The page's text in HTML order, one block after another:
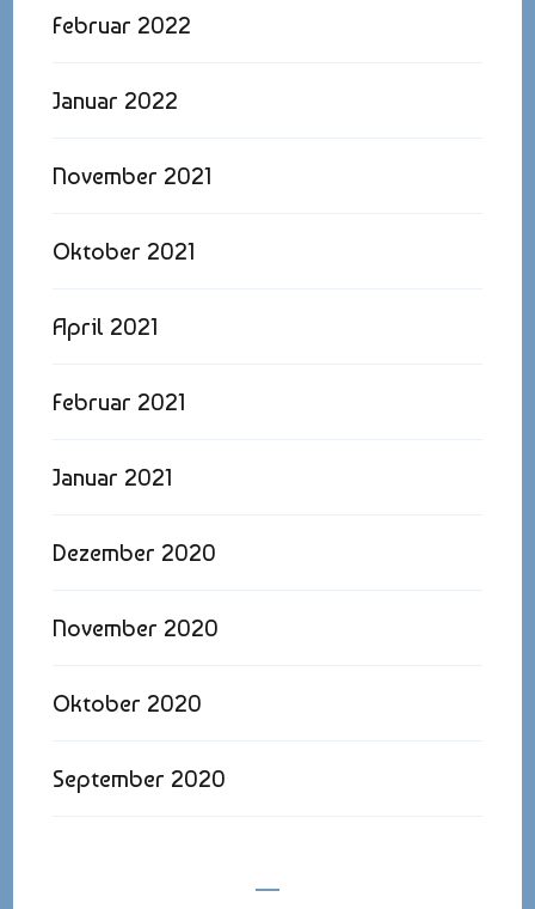
Februar 2022
Januar 2022
November 2021
Oktober 2021
April 2021
Februar 2021
Januar 2021
Dezember 2020
November 2020
Oktober 2020
September 2020